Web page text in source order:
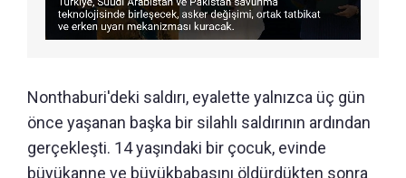
Nonthaburi'deki saldırı, eyalette yalnızca üç gün
önce yaşanan başka bir silahlı saldırının ardından
gerçekleşti. 14 yaşındaki bir çocuk, evinde
büyükanne ve büyükbabasını öldürdükten sonra